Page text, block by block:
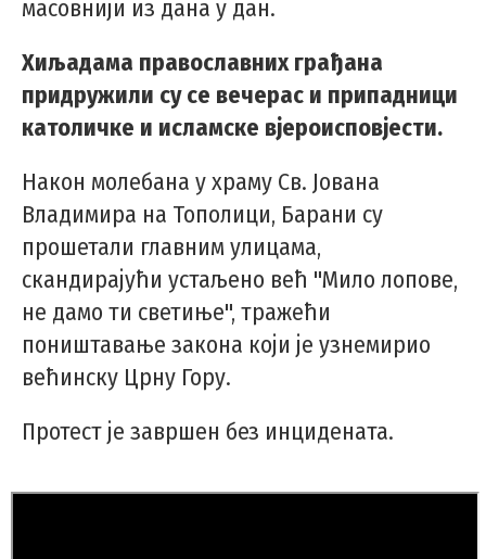
масовнији из дана у дан.
Хиљадама православних грађана
придружили су се вечерас и припадници
католичке и исламске вјероисповјести.
Након молебанa у храму Св. Јована
Владимира на Тополици, Барани су
прошетали главним улицама,
скандирајући устаљено већ "Мило лопове,
не дамо ти светиње", тражећи
поништавање закона који је узнемирио
већинску Црну Гору.
Протест је завршен без инцидената.